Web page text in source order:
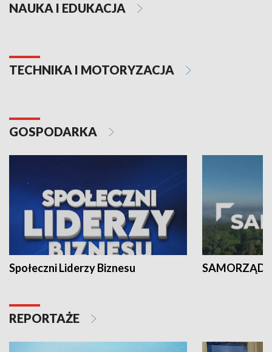
NAUKA I EDUKACJA
TECHNIKA I MOTORYZACJA
GOSPODARKA
Społeczni Liderzy Biznesu SAMORZĄD
REPORTAŻE